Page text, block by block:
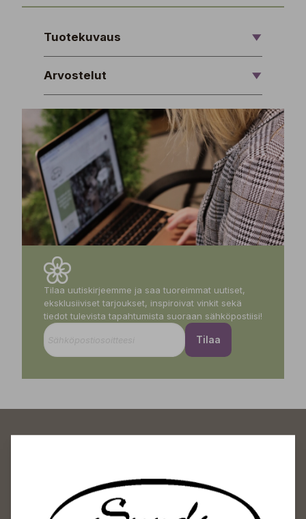
Tuotekuvaus
Arvostelut
Tilaa uutiskirjeemme ja saa tuoreimmat uutiset,
eksklusiiviset tarjoukset, inspiroivat vinkit sekä
tiedot tulevista tapahtumista suoraan sähköpostiisi!
Tilaa
Sundin Puutarhakeskus